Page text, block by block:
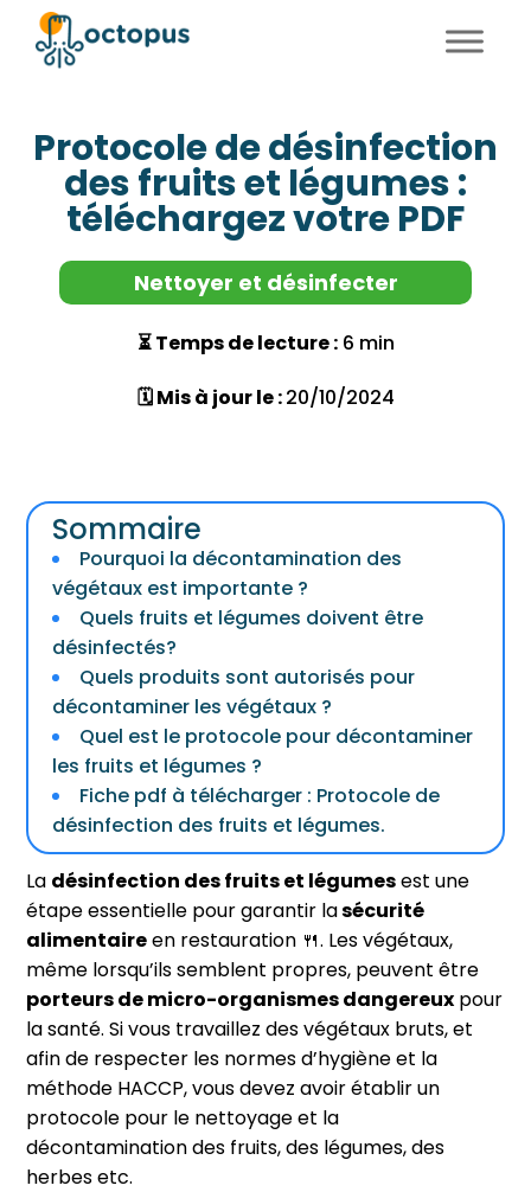
Protocole de désinfection
des fruits et légumes :
téléchargez votre PDF
Nettoyer et désinfecter
⏳ Temps de lecture :6 min
🗓 Mis à jour le :20/10/2024
Sommaire
Pourquoi la décontamination des
végétaux est importante ?
Quels fruits et légumes doivent être
désinfectés?
Quels produits sont autorisés pour
décontaminer les végétaux ?
Quel est le protocole pour décontaminer
les fruits et légumes ?
Fiche pdf à télécharger : Protocole de
désinfection des fruits et légumes.
La désinfection des fruits et légumesest une
étape essentielle pour garantir lasécurité
alimentaireen restauration 🍴. Les végétaux,
même lorsqu’ils semblent propres, peuvent être
porteurs de micro-organismes dangereux pour
la santé. Si vous travaillez des végétaux bruts, et
afin de respecter les normes d’hygiène et la
méthode HACCP, vous devez avoir établir un
protocole pour le nettoyage et la
décontamination des fruits, des légumes, des
herbes etc.